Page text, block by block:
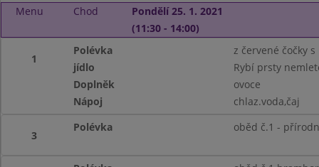
Menu Chod
Pondělí 25. 1. 2021
(11:30 - 14:00)
1
Polévka
z červené čočky
jídlo
Rybí prsty
Doplněk
ovoce
Nápoj
chlaz.voda,čaj
3
Polévka oběd č.1 -